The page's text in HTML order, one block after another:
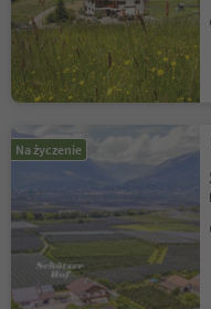
Na życzenie